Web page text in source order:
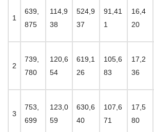
1
639,
875
114,9
38
524,9
37
91,41
1
16,4
20
2
739,
780
120,6
54
619,1
26
105,6
83
17,2
36
3
753,
699
123,0
59
630,6
40
107,6
71
17,5
80